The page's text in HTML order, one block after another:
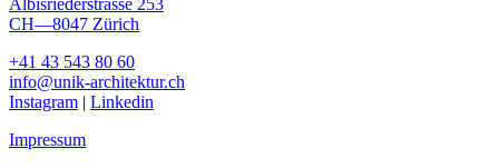
Albisriederstrasse 253
CH—8047 Zürich
+41 43 543 80 60
info@unik-architektur.ch
Instagram
Linkedin
Impressum